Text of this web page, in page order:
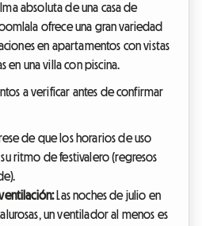
absoluta de una casa de
ofrece una gran variedad
en apartamentos con vistas
en una villa con piscina.
a verificar antes de confirmar
de que los horarios de uso
ritmo de festivalero (regresos
Las noches de julio en
un ventilador al menos es